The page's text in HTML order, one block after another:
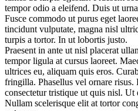
tempor odio a eleifend. Duis ut
Fusce commodo ut purus eget
tincidunt vulputate, magna nisl
turpis a tortor. In ut lobortis justo.
Praesent in ante ut nisl placerat
tempor ligula at cursus laoreet.
ultrices eu, aliquam quis eros.
fringilla. Phasellus vel ornare
consectetur tristique ut quis nisl.
Nullam scelerisque elit at tortor